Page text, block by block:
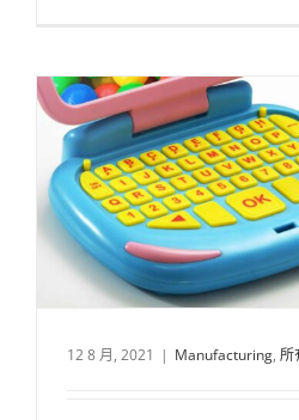
12 8 月, 2021 | Manufacturing, 所